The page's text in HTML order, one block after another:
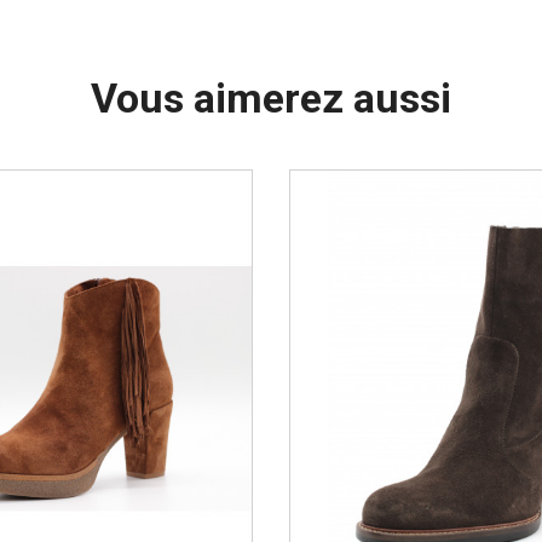
Vous aimerez aussi